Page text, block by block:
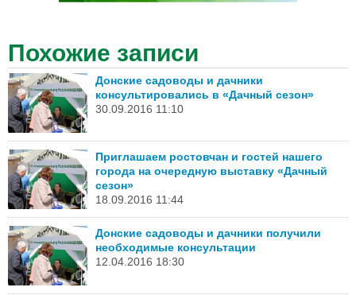
Похожие записи
Донские садоводы и дачники
консультировались в «Дачный сезон»
30.09.2016 11:10
Приглашаем ростовчан и гостей нашего
города на очередную выставку «Дачный
сезон»
18.09.2016 11:44
Донские садоводы и дачники получили
необходимые консультации
12.04.2016 18:30